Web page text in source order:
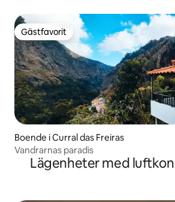
Gästfavorit
Gästfavorit
Boende i Curral das Freiras
Vandrarnas paradis
Lägenheter med